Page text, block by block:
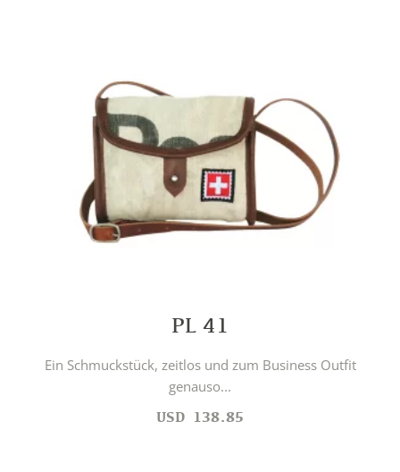
PL 41
Ein Schmuckstück, zeitlos und zum Business Outfit
genauso...
USD 138.85